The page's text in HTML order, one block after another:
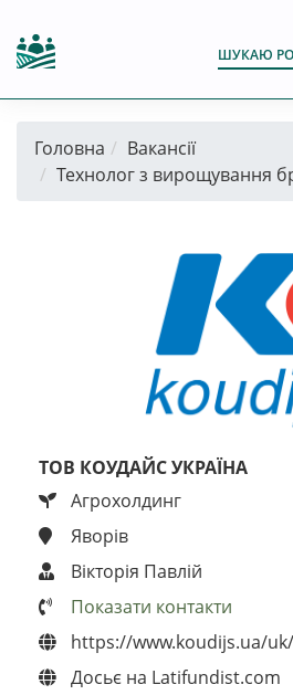
ШУКАЮ
Головна
Вакансії
Технолог з вирощування
ТОВ КОУДАЙС УКРАЇНА
Агрохолдинг
Яворів
Вікторія Павлій
Показати контакти
https://www.koudijs.ua/uk/
Досьє на Latifundist.com